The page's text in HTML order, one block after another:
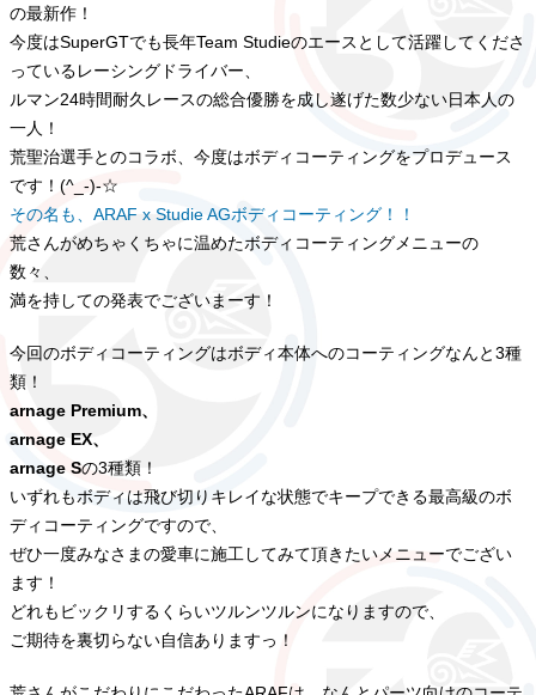
の最新作！
今度はSuperGTでも長年Team Studieのエースとして活躍してくださ
っているレーシングドライバー、
ルマン24時間耐久レースの総合優勝を成し遂げた数少ない日本人の
一人！
荒聖治選手とのコラボ、今度はボディコーティングをプロデュース
です！(^_-)-☆
その名も、ARAF x Studie AGボディコーティング！！
荒さんがめちゃくちゃに温めたボディコーティングメニューの
数々、
満を持しての発表でございまーす！
今回のボディコーティングはボディ本体へのコーティングなんと3種
類！
arnage Premium、
arnage EX、
arnage Sの3種類！
いずれもボディは飛び切りキレイな状態でキープできる最高級のボ
ディコーティングですので、
ぜひ一度みなさまの愛車に施工してみて頂きたいメニューでござい
ます！
どれもビックリするくらいツルンツルンになりますので、
ご期待を裏切らない自信ありますっ！